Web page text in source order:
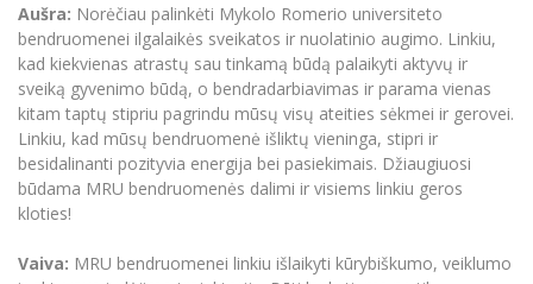
Aušra: Norėčiau palinkėti Mykolo Romerio universiteto
bendruomenei ilgalaikės sveikatos ir nuolatinio augimo. Linkiu,
kad kiekvienas atrastų sau tinkamą būdą palaikyti aktyvų ir
sveiką gyvenimo būdą, o bendradarbiavimas ir parama vienas
kitam taptų stipriu pagrindu mūsų visų ateities sėkmei ir gerovei.
Linkiu, kad mūsų bendruomenė išliktų vieninga, stipri ir
besidalinanti pozityvia energija bei pasiekimais. Džiaugiuosi
būdama MRU bendruomenės dalimi ir visiems linkiu geros
kloties!
Vaiva: MRU bendruomenei linkiu išlaikyti kūrybiškumo, veiklumo